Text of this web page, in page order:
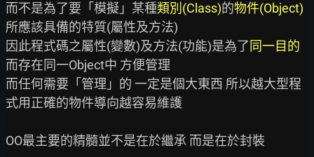
而不是為了要「模擬」某種類別(Class)的物件(Object)
所應該具備的特質(屬性及方法)
因此程式碼之屬性(變數)及方法(功能)是為了 同一目的
而存在同一Object中 方便管理
而任何需要「管理」的 一定是個大東西 所以越大型程
式用正確的物件導向越容易維護
OO最主要的精髓並不是在於繼承 而是在於封裝